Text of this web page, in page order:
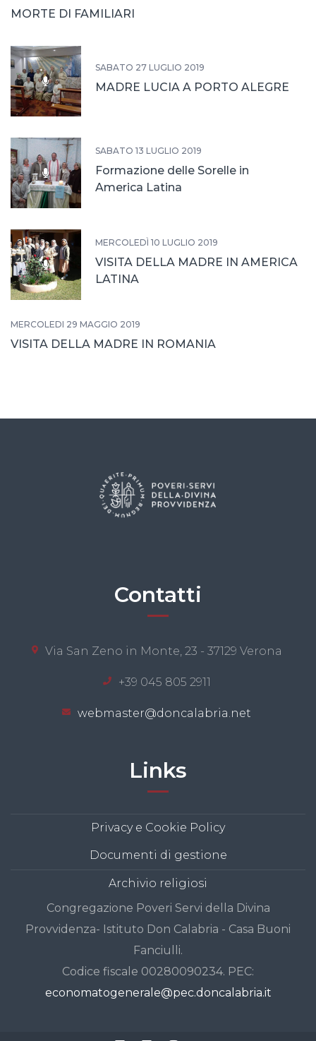
MORTE DI FAMILIARI
SABATO 27 LUGLIO 2019
MADRE LUCIA A PORTO ALEGRE
SABATO 13 LUGLIO 2019
Formazione delle Sorelle in
America Latina
MERCOLEDÌ 10 LUGLIO 2019
VISITA DELLA MADRE IN AMERICA
LATINA
MERCOLEDÌ 29 MAGGIO 2019
VISITA DELLA MADRE IN ROMANIA
Contatti
Via San Zeno in Monte, 23 - 37129 Verona
+39 045 805 2911
webmaster@doncalabria.net
Links
Privacy e Cookie Policy
Documenti di gestione
Archivio religiosi
Congregazione Poveri Servi della Divina
Provvidenza- Istituto Don Calabria - Casa Buoni
Fanciulli.
Codice fiscale 00280090234. PEC:
economatogenerale@pec.doncalabria.it